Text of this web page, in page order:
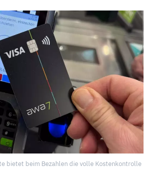
bietet beim Bezahlen die volle Kostenkontrolle